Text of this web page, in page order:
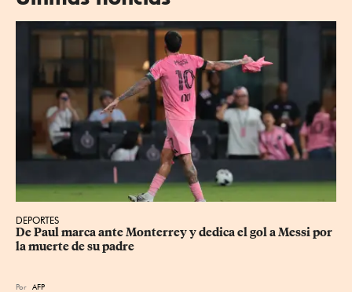
DEPORTES
De Paul marca ante Monterrey y dedica el gol a Messi por
la muerte de su padre
Por AFP